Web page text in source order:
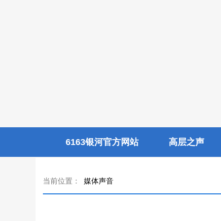
6163银河官方网站 高层之声
当前位置： 媒体声音